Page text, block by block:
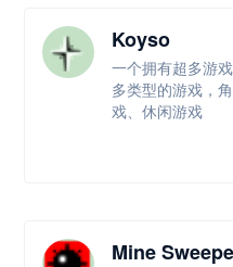
Koyso
一个拥有超多游
多类型的游戏，
戏、休闲游戏
Mine